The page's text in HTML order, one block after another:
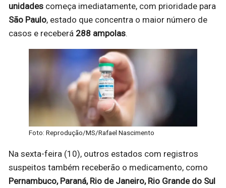
unidades começa imediatamente, com prioridade para
São Paulo, estado que concentra o maior número de
casos e receberá 288 ampolas.
Foto: Reprodução/MS/Rafael Nascimento
Na sexta-feira (10), outros estados com registros
suspeitos também receberão o medicamento, como
Pernambuco, Paraná, Rio de Janeiro, Rio Grande do Sul